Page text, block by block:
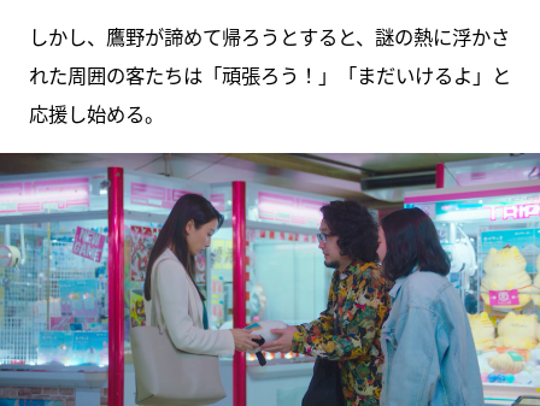
しかし、鷹野が諦めて帰ろうとすると、謎の熱に浮かさ
れた周囲の客たちは「頑張ろう！」「まだいけるよ」と
応援し始める。